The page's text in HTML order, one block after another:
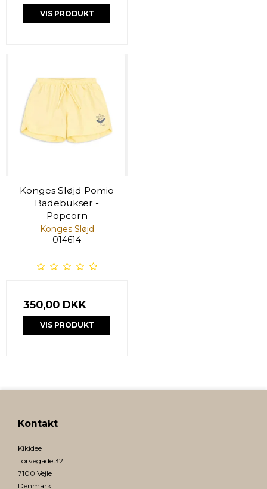
VIS PRODUKT
Konges Sløjd Pomio
Badebukser -
Popcorn
Konges Sløjd
014614
350,00 DKK
VIS PRODUKT
Kontakt
Kikidee
Torvegade 32
7100 Vejle
Denmark